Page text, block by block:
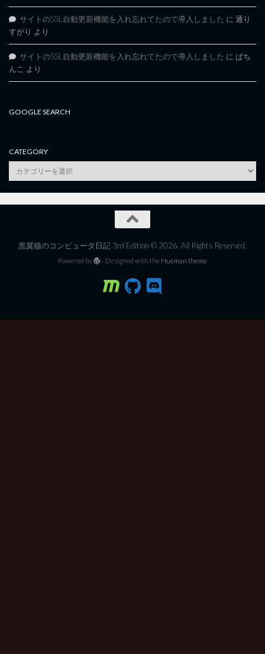
サイトのSSL自動更新機能を入れ忘れてたので導入しました に 通り
すがり より
サイトのSSL自動更新機能を入れ忘れてたので導入しました に ぱち
んこ より
GOOGLE SEARCH
CATEGORY
category
黒翼猫のコンピュータ日記 3rd Edition © 2026. All Rights Reserved.
Powered by - Designed with the Hueman theme